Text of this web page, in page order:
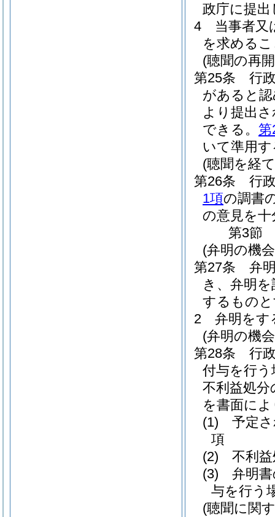
政庁に提
4
当事者又
を求める
(聴聞の再
第25条
行
があると
より提出
できる。 第
いて準用
(聴聞を経
第26条
行
1項の調書
の意見を
第3節
(弁明の機
第27条
弁
き、弁明
するもの
2
弁明をす
(弁明の機
第28条
行
付与を行
不利益処
を書面に
(1)
予定
項
(2)
不利
(3)
弁明
与を行う
(聴聞に関